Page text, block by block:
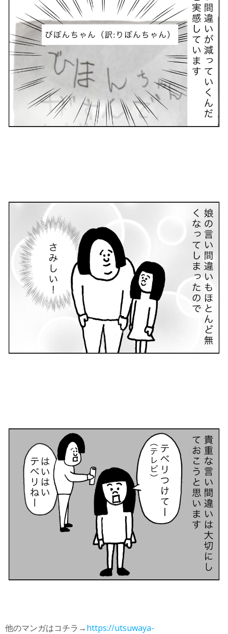
他のマンガはコチラ→https://utsuwaya-